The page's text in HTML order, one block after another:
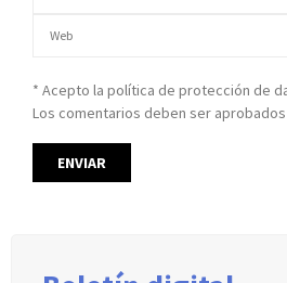
* Acepto la política de protección de
Los comentarios deben ser